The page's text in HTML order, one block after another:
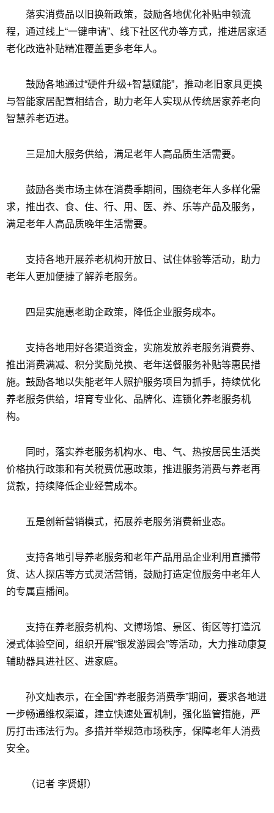
落实消费品以旧换新政策，鼓励各地优化补贴申领流
程，通过线上“一键申请”、线下社区代办等方式，推进居家适
老化改造补贴精准覆盖更多老年人。
鼓励各地通过“硬件升级+智慧赋能”，推动老旧家具更换
与智能家居配置相结合，助力老年人实现从传统居家养老向
智慧养老迈进。
三是加大服务供给，满足老年人高品质生活需要。
鼓励各类市场主体在消费季期间，围绕老年人多样化需
求，推出衣、食、住、行、用、医、养、乐等产品及服务，
满足老年人高品质晚年生活需要。
支持各地开展养老机构开放日、试住体验等活动，助力
老年人更加便捷了解养老服务。
四是实施惠老助企政策，降低企业服务成本。
支持各地用好各渠道资金，实施发放养老服务消费券、
推出消费满减、积分奖励兑换、老年送餐服务补贴等惠民措
施。鼓励各地以失能老年人照护服务项目为抓手，持续优化
养老服务供给，培育专业化、品牌化、连锁化养老服务机
构。
同时，落实养老服务机构水、电、气、热按居民生活类
价格执行政策和有关税费优惠政策，推进服务消费与养老再
贷款，持续降低企业经营成本。
五是创新营销模式，拓展养老服务消费新业态。
支持各地引导养老服务和老年产品用品企业利用直播带
货、达人探店等方式灵活营销，鼓励打造定位服务中老年人
的专属直播间。
支持在养老服务机构、文博场馆、景区、街区等打造沉
浸式体验空间，组织开展“银发游园会”等活动，大力推动康复
辅助器具进社区、进家庭。
孙文灿表示，在全国“养老服务消费季”期间，要求各地进
一步畅通维权渠道，建立快速处置机制，强化监管措施，严
厉打击违法行为。多措并举规范市场秩序，保障老年人消费
安全。
（记者 李贤娜）